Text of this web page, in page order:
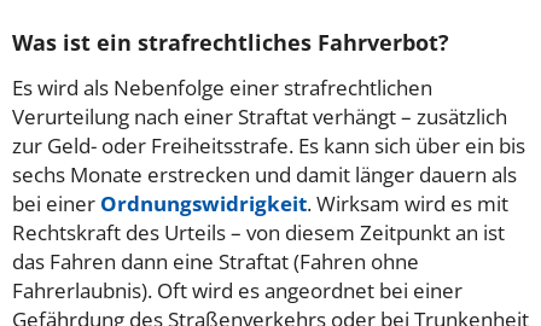
Was ist ein strafrechtliches Fahrverbot?
Es wird als Nebenfolge einer strafrechtlichen
Verurteilung nach einer Straftat verhängt – zusätzlich
zur Geld- oder Freiheitsstrafe. Es kann sich über ein bis
sechs Monate erstrecken und damit länger dauern als
bei einer Ordnungswidrigkeit. Wirksam wird es mit
Rechtskraft des Urteils – von diesem Zeitpunkt an ist
das Fahren dann eine Straftat (Fahren ohne
Fahrerlaubnis). Oft wird es angeordnet bei einer
Gefährdung des Straßenverkehrs oder bei Trunkenheit